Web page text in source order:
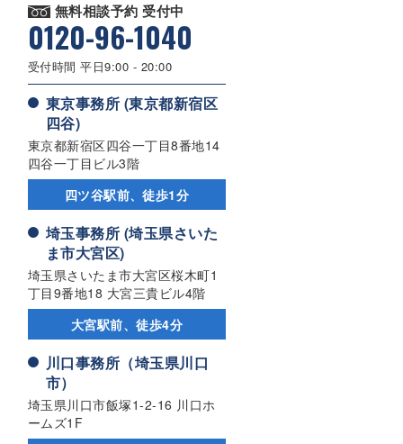
無料相談予約 受付中
0120-96-1040
受付時間 平日9:00 - 20:00
東京事務所 (東京都新宿区
四谷)
東京都新宿区四谷一丁目8番地14
四谷一丁目ビル3階
四ツ谷駅前、徒歩1分
埼玉事務所 (埼玉県さいた
ま市大宮区)
埼玉県さいたま市大宮区桜木町1
丁目9番地18 大宮三貴ビル4階
大宮駅前、徒歩4分
川口事務所（埼玉県川口
市）
埼玉県川口市飯塚1-2-16 川口ホ
ームズ1F